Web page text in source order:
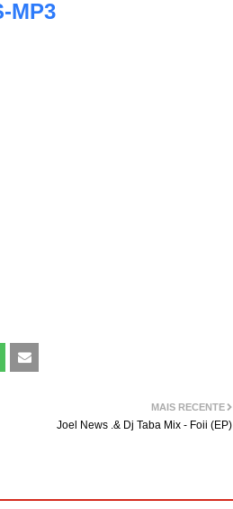
MP3
MAIS RECENTE
Joel News .& Dj Taba Mix - Foii (EP)